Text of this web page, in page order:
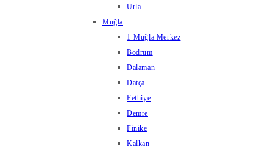
Urla
Muğla
1-Muğla Merkez
Bodrum
Dalaman
Datça
Fethiye
Demre
Finike
Kalkan